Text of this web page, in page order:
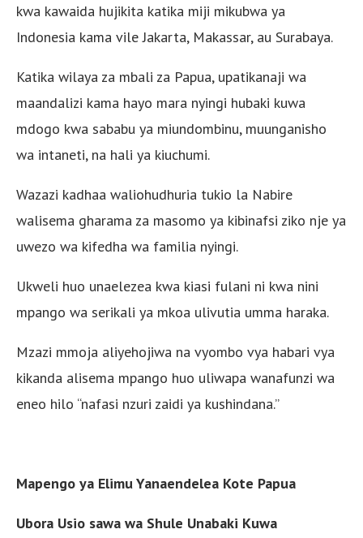
kwa kawaida hujikita katika miji mikubwa ya
Indonesia kama vile Jakarta, Makassar, au Surabaya.
Katika wilaya za mbali za Papua, upatikanaji wa
maandalizi kama hayo mara nyingi hubaki kuwa
mdogo kwa sababu ya miundombinu, muunganisho
wa intaneti, na hali ya kiuchumi.
Wazazi kadhaa waliohudhuria tukio la Nabire
walisema gharama za masomo ya kibinafsi ziko nje ya
uwezo wa kifedha wa familia nyingi.
Ukweli huo unaelezea kwa kiasi fulani ni kwa nini
mpango wa serikali ya mkoa ulivutia umma haraka.
Mzazi mmoja aliyehojiwa na vyombo vya habari vya
kikanda alisema mpango huo uliwapa wanafunzi wa
eneo hilo “nafasi nzuri zaidi ya kushindana.”
Mapengo ya Elimu Yanaendelea Kote Papua
Ubora Usio sawa wa Shule Unabaki Kuwa